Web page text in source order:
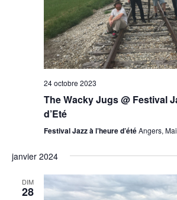
24 octobre 2023
The Wacky Jugs @ Festival
d’Eté
Festival Jazz à l’heure d’étéAngers,
janvier 2024
DIM
28